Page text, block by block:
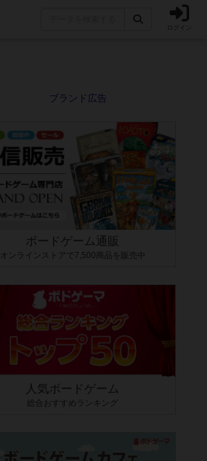
ログイン
ボードゲーム通販
オンラインストアで7,500商品を販売中
人気ボードゲーム
総合おすすめランキング